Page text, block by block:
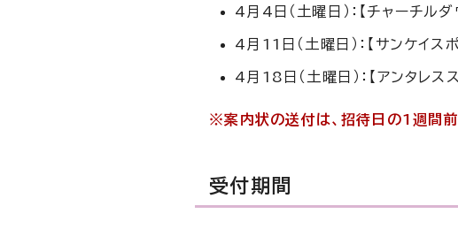
4月4日（土曜日）：【チャーチルダ
4月11日（土曜日）：【サンケイス
4月18日（土曜日）：【アンタレスス
※案内状の送付は、招待日の1週間前
受付期間